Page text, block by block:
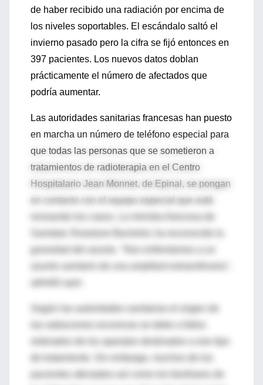
de haber recibido una radiación por encima de
los niveles soportables. El escándalo saltó el
invierno pasado pero la cifra se fijó entonces en
397 pacientes. Los nuevos datos doblan
prácticamente el número de afectados que
podría aumentar.
Las autoridades sanitarias francesas han puesto
en marcha un número de teléfono especial para
que todas las personas que se sometieron a
tratamientos de radioterapia en el Centro
Hospitalario Jean Monnet, de Epinal, se pongan
en contacto con el equipo especial que está
Según las autoridades sanitarias el origen de
reiterados de los aparatos destinados a ese tipo
de tratamiento. Sin embargo, muchos de los